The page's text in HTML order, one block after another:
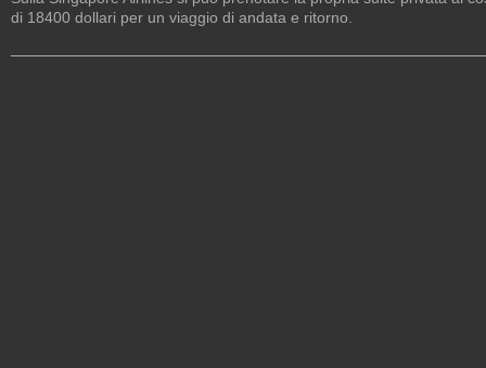
di 18400 dollari per un viaggio di andata e ritorno.